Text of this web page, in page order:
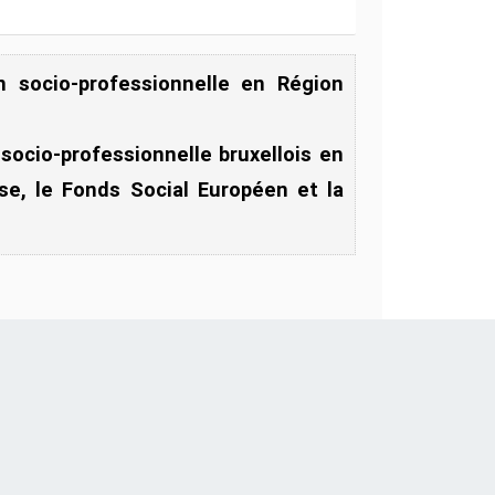
professionnelle en Région
professionnelle bruxellois en
le Fonds Social Européen et la